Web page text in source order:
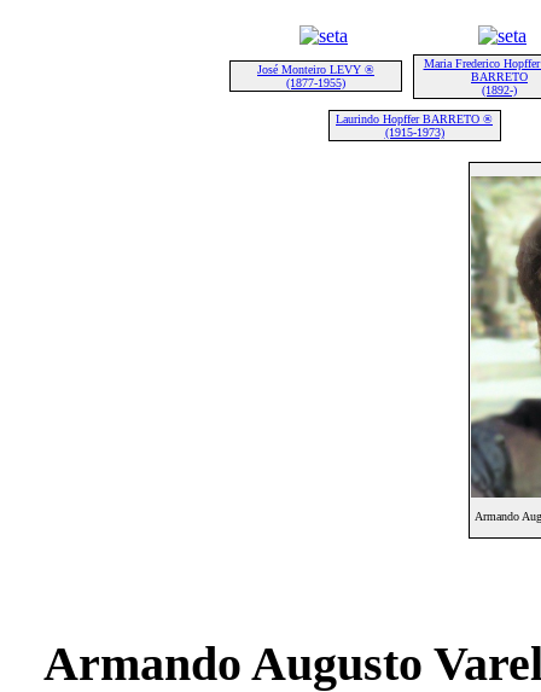
José Monteiro LEVY ®
(1877-1955)
Maria Frederico Hopffer
BARRETO
(1892-)
Laurindo Hopffer BARRETO ®
(1915-1973)
Armando
Armando Augusto